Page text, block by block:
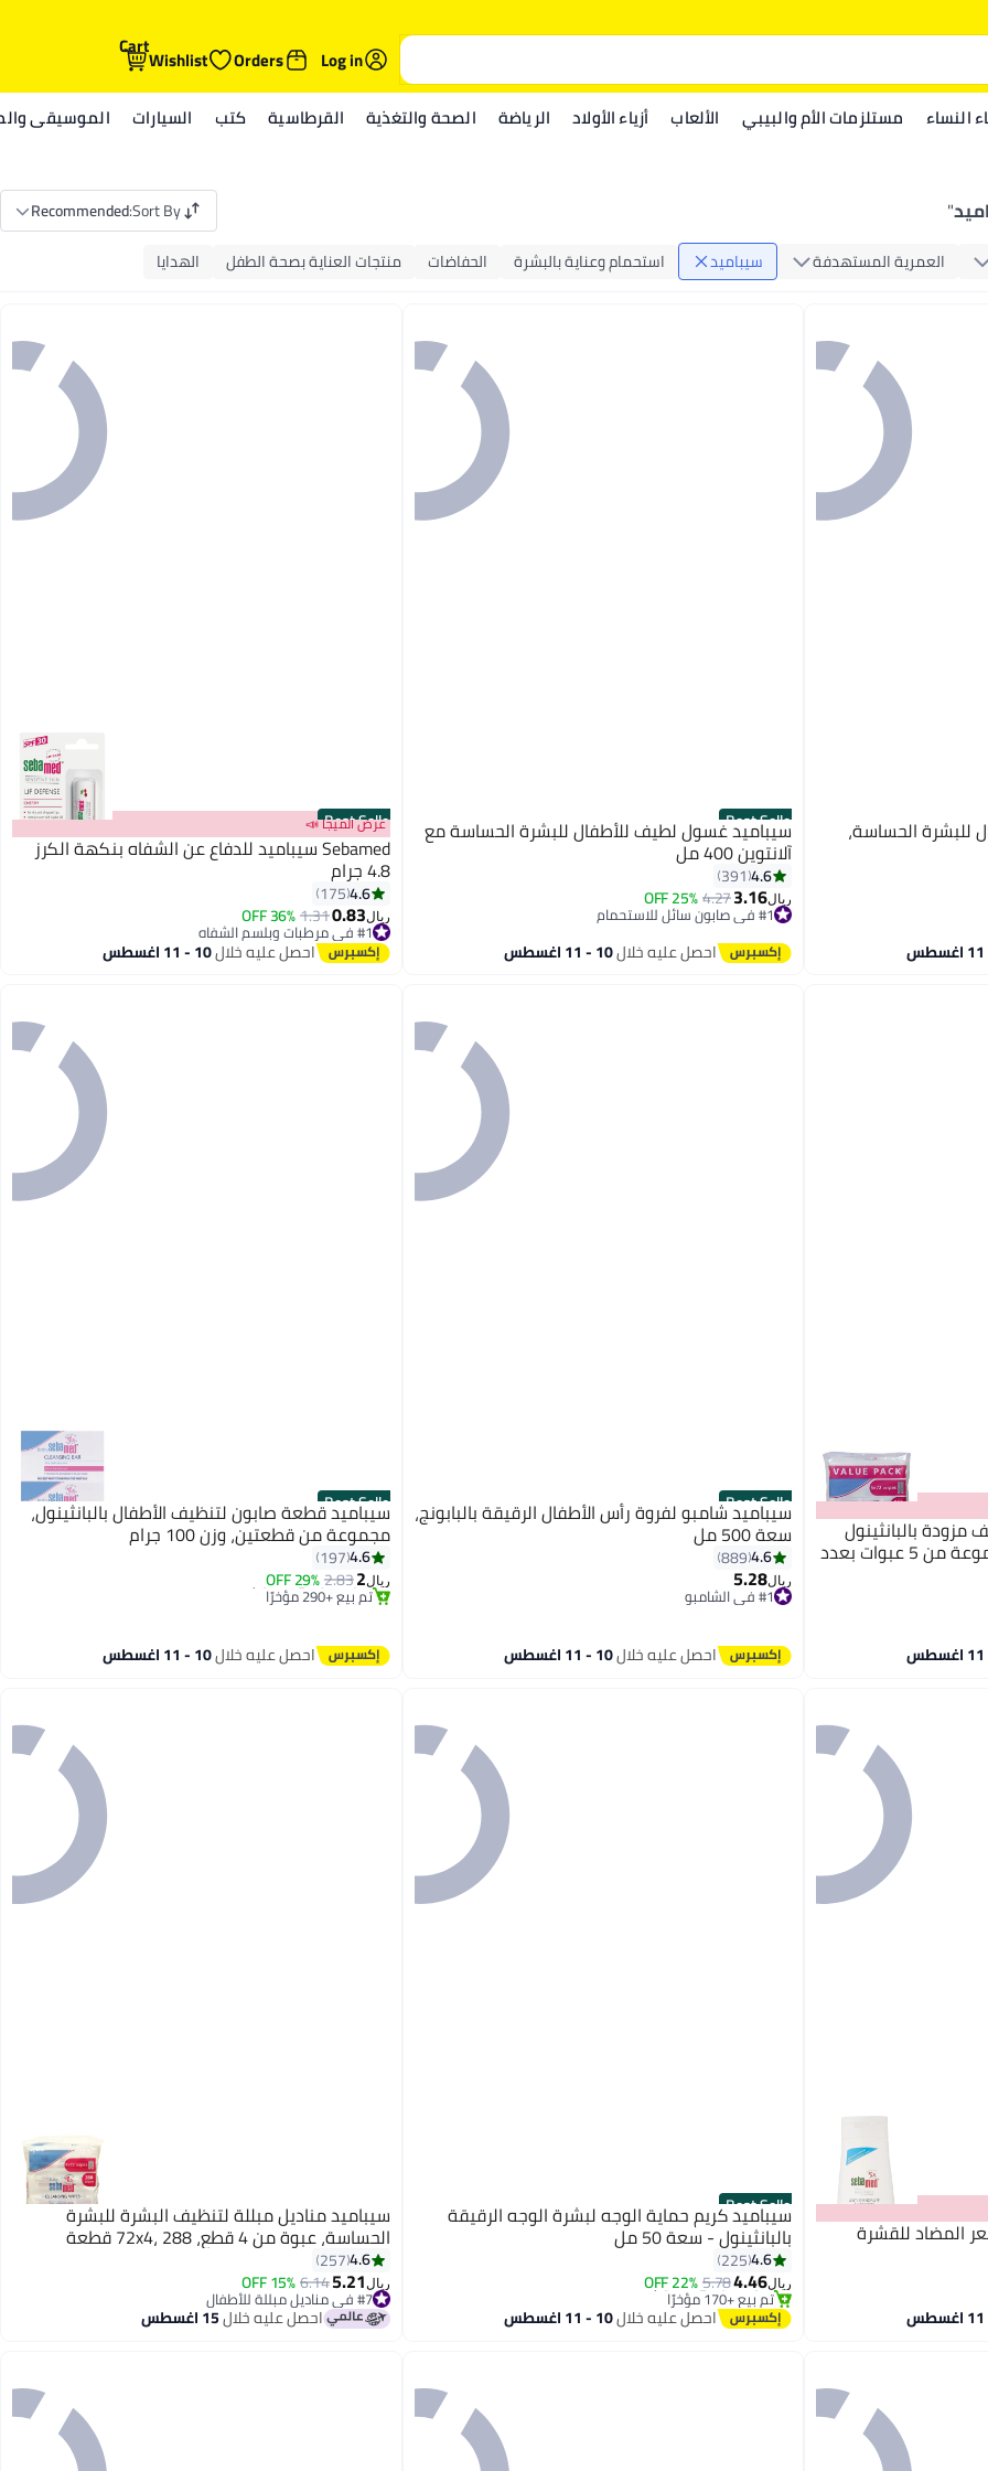
Log in
Orders
Wishlist
Cart
النساء مستلزمات الأم والبيبي الألعاب أزياء الأولاد الرياضة الصحة والتغذية القرطاسية كتب السيارات الموسيقى
"
Sort By
:
Recommended
العمرية المستهدفة سيباميد استحمام وعناية بالبشرة الحفاضات منتجات العناية بصحة الطفل الهدايا
للبشرة الحساسة، Best Seller
سيباميد غسول لطيف للأطفال للبشرة الحساسة مع
آلانتوين 400 مل
4.6
391
ريال3.16
4.27
25% OFF #1 في صابون سائل للاستحمام
تم بيع +500 مؤخرًا
#1 في صابون سائل للاستحمام احصل عليه خلال10 - 11 اغسطس
Best Seller
عرض الميجا 📣
Sebamed سيباميد للدفاع عن الشفاه بنكهة الكرز
4.8 جرام
4.6
175
ريال0.83
1.31
36% OFF #1 في مرطبات وبلسم الشفاه
أقل سعر في 30 يوم
#1 في مرطبات وبلسم الشفاه احصل عليه خلال10 - 11 اغسطس
مزودة بالبانثينول
للأطفال، عبوة اقتصادية، مجموعة من 5 عبوات بعدد
Best Seller
سيباميد شامبو لفروة رأس الأطفال الرقيقة بالبابونج،
سعة 500 مل
4.6
889
ريال5.28#1 في الشامبو
تم بيع +480 مؤخرًا
احصل عليه خلال10 - 11 اغسطس
Best Seller
سيباميد قطعة صابون لتنظيف الأطفال بالبانثينول،
مجموعة من قطعتين، وزن 100 جرام
4.6
197
ريال2
2.83
29% OFF
#2 في صابون سائل للاستحمام
أقل سعر في 30 يوم
تم بيع +290 مؤخرًا
#2 في صابون سائل للاستحمام
احصل عليه خلال10 - 11 اغسطس
Best Seller
سيباميد كريم حماية الوجه لبشرة الوجه الرقيقة
بالبانثينول - سعة 50 مل
4.6
225
ريال4.46
5.78
22% OFF
#2 في اللوشن
أقل سعر في 30 يوم
تم بيع +170 مؤخرًا
#2 في اللوشن احصل عليه خلال10 - 11 اغسطس
سيباميد مناديل مبللة لتنظيف البشرة للبشرة
الحساسة، عبوة من 4 قطع، 72x4، 288 قطعة
4.6
257
ريال5.21
6.14
15% OFF #7 في مناديل مبللة للأطفال
باقي 2 وحدات في المخزون
#7 في مناديل مبللة للأطفال احصل عليه خلال15 اغسطس